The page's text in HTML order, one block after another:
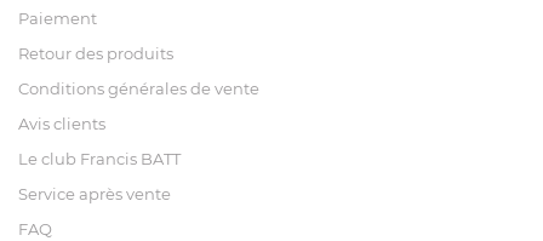
Paiement
Retour des produits
Conditions générales de vente
Avis clients
Le club Francis BATT
Service après vente
FAQ